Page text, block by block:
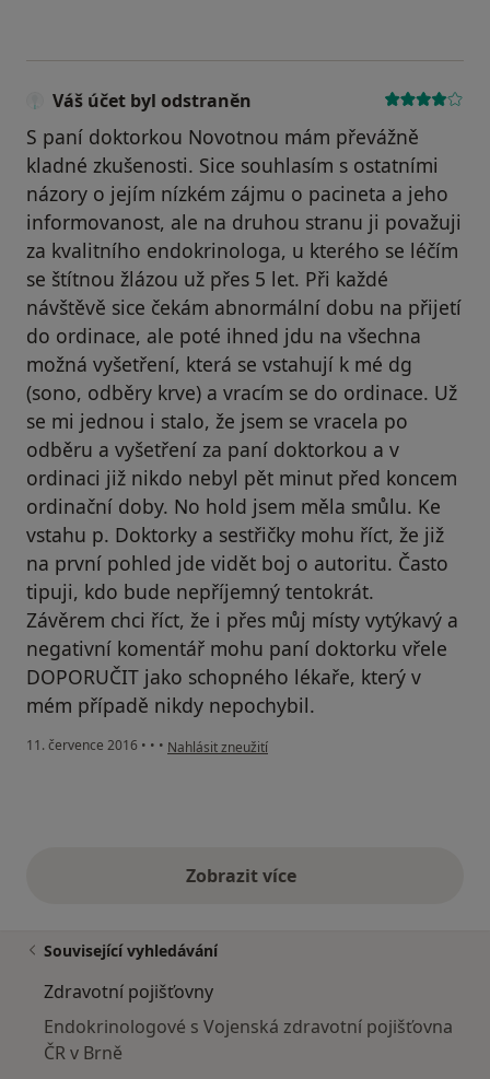
Váš účet byl odstraněn
S paní doktorkou Novotnou mám převážně
kladné zkušenosti. Sice souhlasím s ostatními
názory o jejím nízkém zájmu o pacineta a jeho
informovanost, ale na druhou stranu ji považuji
za kvalitního endokrinologa, u kterého se léčím
se štítnou žlázou už přes 5 let. Při každé
návštěvě sice čekám abnormální dobu na přijetí
do ordinace, ale poté ihned jdu na všechna
možná vyšetření, která se vstahují k mé dg
(sono, odběry krve) a vracím se do ordinace. Už
se mi jednou i stalo, že jsem se vracela po
odběru a vyšetření za paní doktorkou a v
ordinaci již nikdo nebyl pět minut před koncem
ordinační doby. No hold jsem měla smůlu. Ke
vstahu p. Doktorky a sestřičky mohu říct, že již
na první pohled jde vidět boj o autoritu. Často
tipuji, kdo bude nepříjemný tentokrát.
Závěrem chci říct, že i přes můj místy vytýkavý a
negativní komentář mohu paní doktorku vřele
DOPORUČIT jako schopného lékaře, který v
mém případě nikdy nepochybil.
11. července 2016 • • • podle názoru uživatele Váš účet byl odstraněn
Nahlásit zneužití
Zobrazit vícevýše uvedené názory
Související vyhledávání
Zdravotní pojišťovny
Endokrinologové s Vojenská zdravotní pojišťovna
ČR v Brně